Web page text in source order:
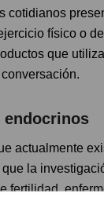
cotidianos
físico o
que
endocrinos
actualmente
la
fertilidad,